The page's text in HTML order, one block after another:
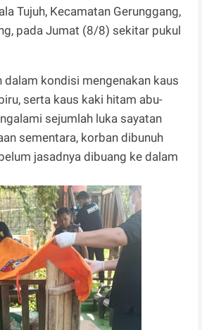
Tujuh, Kecamatan Gerunggang,
pada Jumat (8/8) sekitar pukul
dalam kondisi mengenakan kaus
serta kaus kaki hitam abu-
sejumlah luka sayatan
sementara, korban dibunuh
jasadnya dibuang ke dalam